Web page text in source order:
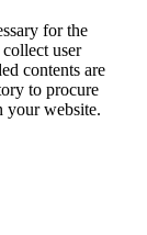
for the
user
contents are
to procure
your website.